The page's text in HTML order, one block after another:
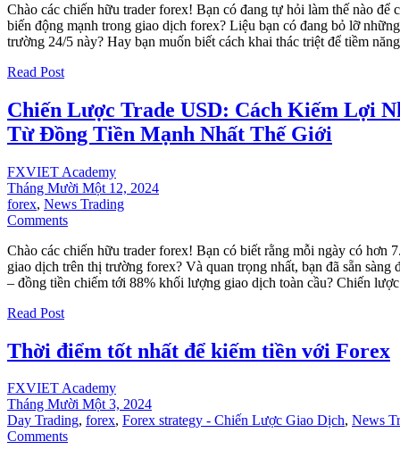
Chào các chiến hữu trader forex! Bạn có đang tự hỏi làm thế nào để
biến động mạnh trong giao dịch forex? Liệu bạn có đang bỏ lỡ
trường 24/5 này? Hay bạn muốn biết cách khai thác triệt để tiềm
Read Post
Chiến Lược Trade USD: Cách Kiếm Lợi
Từ Đồng Tiền Mạnh Nhất Thế Giới
FXVIET Academy
Tháng Mười Một 12, 2024
forex, News Trading
Comments
Chào các chiến hữu trader forex! Bạn có biết rằng mỗi ngày có hơn
giao dịch trên thị trường forex? Và quan trọng nhất, bạn đã sẵn sàng
– đồng tiền chiếm tới 88% khối lượng giao dịch toàn cầu? Chiến
Read Post
Thời điểm tốt nhất để kiếm tiền với Forex
FXVIET Academy
Tháng Mười Một 3, 2024
Day Trading, forex, Forex strategy - Chiến Lược Giao Dịch, News
Comments